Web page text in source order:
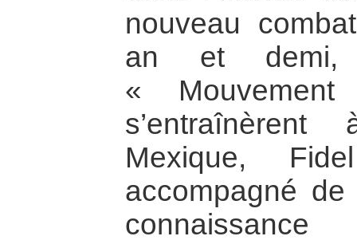
nouveau
an et demi,
«
Mexique,
accompagné
connaissance